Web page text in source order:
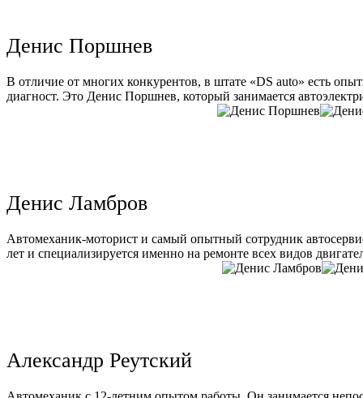
Денис Поршнев
В отличие от многих конкурентов, в штате «DS auto» есть
диагност. Это Денис Поршнев, который занимается
Денис Ламбров
Автомеханик-моторист и самый опытный сотрудник
лет и специализируется именно на ремонте всех видов
Александр Реутский